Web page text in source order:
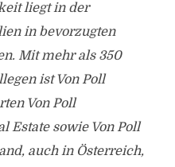
liegt in der
in bevorzugten
Mit mehr als 350
ist Von Poll
Von Poll
Estate sowie Von Poll
auch in Österreich,